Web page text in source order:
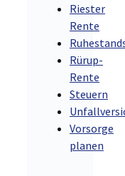
Riester
Rente
Rürup-
Rente
Steuern
Vorsorge
planen